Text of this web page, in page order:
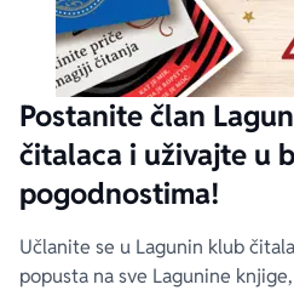
Postanite član
čitalaca i uživajte u
pogodnostima!
Učlanite se u Lagunin klub
popusta na sve Lagunine